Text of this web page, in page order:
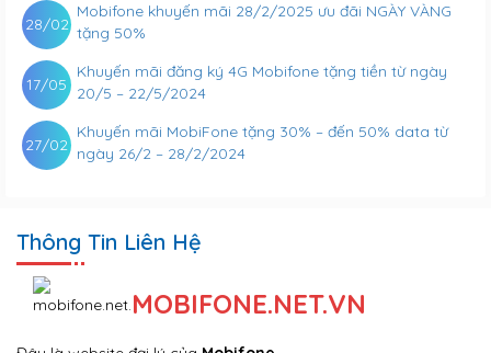
Mobifone khuyến mãi 28/2/2025 ưu đãi NGÀY VÀNG
tặng 50%
28/02
Khuyến mãi đăng ký 4G Mobifone tặng tiền từ ngày
20/5 – 22/5/2024
17/05
Khuyến mãi MobiFone tặng 30% – đến 50% data từ
ngày 26/2 – 28/2/2024
27/02
Thông Tin Liên Hệ
MOBIFONE.NET.VN